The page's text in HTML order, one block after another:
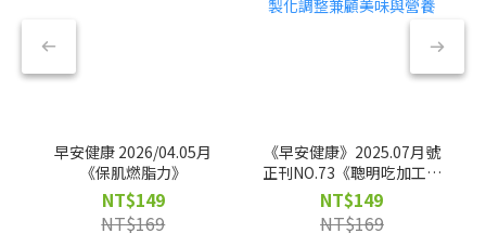
早安健康 2026/04.05月
《保肌燃脂力》
NT$149
NT$169
《早安健康》2025.07月號
正刊NO.73《聰明吃加工食
品》21招快樂減量，漸
進、客製化調整兼顧美味
與營養
NT$149
NT$169